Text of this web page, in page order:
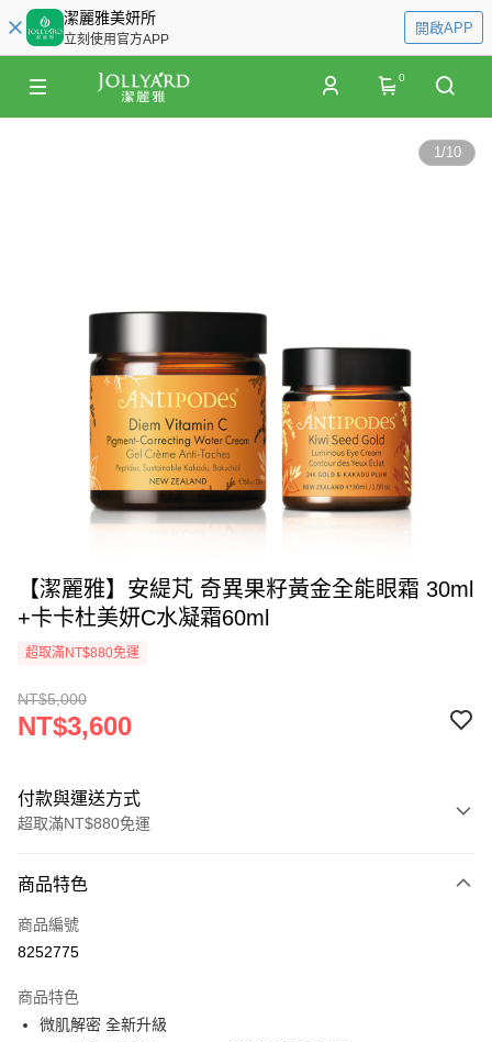
潔麗雅美妍所
立刻使用官方APP
開啟APP
0
1/10
【潔麗雅】安緹芃 奇異果籽黃金全能眼霜 30ml
+卡卡杜美妍C水凝霜60ml
超取滿NT$880免運
NT$5,000
NT$3,600
付款與運送方式
超取滿NT$880免運
信用卡一次付款
超商取貨付款
Apple Pay
商品特色
商品編號
8252775
商品特色
微肌解密 全新升級